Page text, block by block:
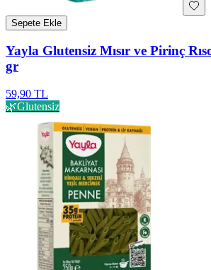
Sepete Ekle
Yayla Glutensiz Mısır ve Pirinç
gr
59,90 TL
🌿Glutensiz